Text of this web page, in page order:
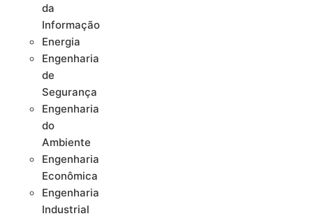
da
Informação
Energia
Engenharia
de
Segurança
Engenharia
do
Ambiente
Engenharia
Econômica
Engenharia
Industrial